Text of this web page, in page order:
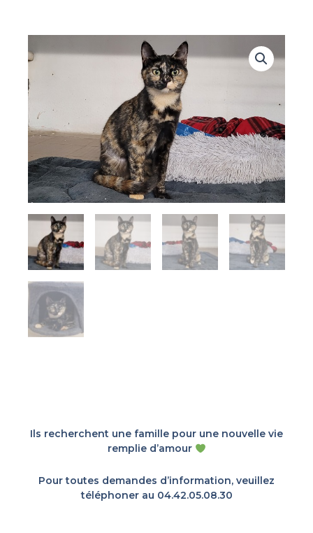
Ils recherchent une famille pour une nouvelle vie
remplie d’amour
Pour toutes demandes d’information, veuillez
téléphoner au 04.42.05.08.30